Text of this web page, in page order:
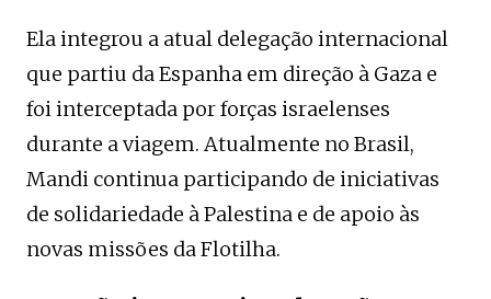
Ela integrou a atual delegação internacional
que partiu da Espanha em direção à Gaza e
foi interceptada por forças israelenses
durante a viagem. Atualmente no Brasil,
Mandi continua participando de iniciativas
de solidariedade à Palestina e de apoio às
novas missões da Flotilha.